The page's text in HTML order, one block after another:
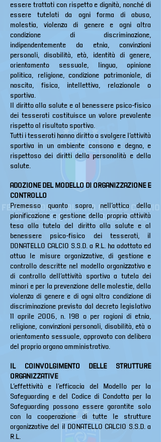
essere trattati con rispetto e dignità, nonché di
essere tutelati da ogni forma di abuso,
molestia, violenza di genere e ogni altra
condizione di discriminazione,
indipendentemente da etnia, convinzioni
personali, disabilità, età, identità di genere,
orientamento sessuale, lingua, opinione
politica, religione, condizione patrimoniale, di
nascita, fisica, intellettiva, relazionale o
sportiva.
Il diritto alla salute e al benessere psico-fisico
dei tesserati costituisce un valore prevalente
rispetto al risultato sportivo.
Tutti i tesserati hanno diritto a svolgere l’attività
sportiva in un ambiente consono e degno, e
rispettoso dei diritti della personalità e della
salute.
ADOZIONE DEL MODELLO DI ORGANIZZAZIONE E
CONTROLLO
Premesso quanto sopra, nell’ottica della
pianificazione e gestione della propria attività
tesa alla tutela del diritto alla salute e al
benessere psico-fisico dei tesserati, il
DONATELLO CALCIO S.S.D. a R.L. ha adottato ed
attua le misure organizzative, di gestione e
controllo descritte nel modello organizzativo e
di controllo dell’attività sportiva a tutela dei
minori e per la prevenzione delle molestie, della
violenza di genere e di ogni altra condizione di
discriminazione prevista dal decreto legislativo
11 aprile 2006, n. 198 o per ragioni di etnia,
religione, convinzioni personali, disabilità, età o
orientamento sessuale, approvato con delibera
del proprio organo amministrativo.
IL COINVOLGIMENTO DELLE STRUTTURE
ORGANIZZATIVE
L’effettività e l’efficacia del Modello per la
Safeguarding e del Codice di Condotta per la
Safeguarding possono essere garantite solo
con la cooperazione di tutte le strutture
organizzative del il DONATELLO CALCIO S.S.D. a
R.L.